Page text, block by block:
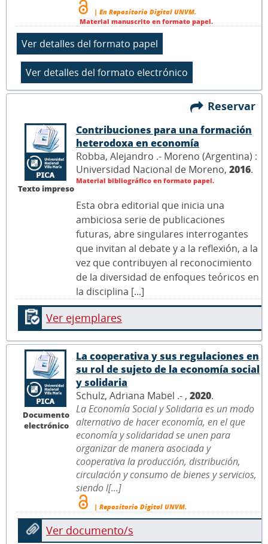
| En Repositorio Digital UNVM.
Material manuscrito en formato papel.
Reservar
Texto impreso
Contribuciones para una formación
heterodoxa en economía
Robba, Alejandro .- Moreno (Argentina) :
Universidad Nacional de Moreno, 2016.
Material bibliográfico en formato papel.
Esta obra editorial que inicia una
ambiciosa serie de publicaciones
futuras, abre singulares interrogantes
que invitan al debate y a la reflexión, a la
vez que contribuyen al reconocimiento
de la diversidad de enfoques teóricos en
la disciplina [...]
Ver ejemplares
Documento
electrónico
La cooperativa y sus regulaciones en
su rol de sujeto de la economía social
y solidaria
Schulz, Adriana Mabel .- , 2020.
La Economía Social y Solidaria es un modo
alternativo de hacer economía, en el que
economía y solidaridad se unen para
organizar de manera asociada y
cooperativa la producción, distribución,
circulación y consumo de bienes y servicios,
siendo l[...]
| Repositorio Digital UNVM.
Ver documento/s